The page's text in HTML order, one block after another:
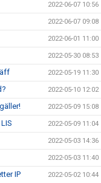
2022-06-07 10:56
2022-06-07 09:08
2022-06-01 11:00
2022-05-30 08:53
2022-05-19 11:30
2022-05-10 12:02
2022-05-09 15:08
2022-05-09 11:04
2022-05-03 14:36
2022-05-03 11:40
IP 2022-05-02 10:44